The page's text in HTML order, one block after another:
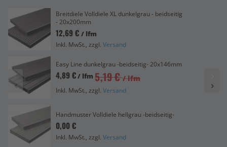
Breitdiele Volldiele XL dunkelgrau - beidseitig
- 20x200mm
12,69 € / lfm
Inkl. MwSt., zzgl. Versand
Easy Line dunkelgrau -beidseitig- 20x146mm
4,89 €/ lfm 5,19 € / lfm
Inkl. MwSt., zzgl. Versand
Handmuster Volldiele hellgrau -beidseitig-
0,00 €
Inkl. MwSt., zzgl. Versand